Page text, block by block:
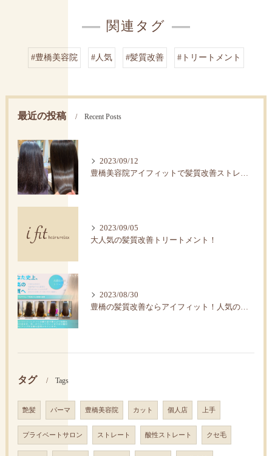
関連タグ
#豊橋美容院 #人気 #髪質改善 #トリートメント
最近の投稿 Recent Posts
2023/09/12
豊橋美容院アイフィットで髪質改善ストレートで艶髪へ。
2023/09/05
大人気の髪質改善トリートメント！
2023/08/30
豊橋の髪質改善ならアイフィット！人気の水素トリートメント
タグ Tags
艶髪 パーマ 豊橋美容院 カット 個人店 上手
プライベートサロン ストレート 酸性ストレート クセ毛